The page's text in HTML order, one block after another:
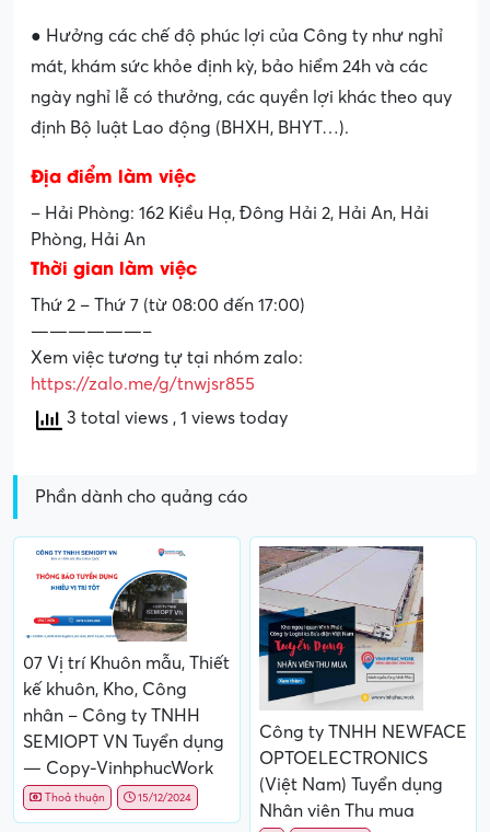
● Hưởng các chế độ phúc lợi của Công ty như nghỉ
mát, khám sức khỏe định kỳ, bảo hiểm 24h và các
ngày nghỉ lễ có thưởng, các quyền lợi khác theo quy
định Bộ luật Lao động (BHXH, BHYT…).
Địa điểm làm việc
– Hải Phòng: 162 Kiều Hạ, Đông Hải 2, Hải An, Hải
Phòng, Hải An
Thời gian làm việc
Thứ 2 – Thứ 7 (từ 08:00 đến 17:00)
——————–
Xem việc tương tự tại nhóm zalo:
https://zalo.me/g/tnwjsr855
3 total views , 1 views today
Phần dành cho quảng cáo
07 Vị trí Khuôn mẫu, Thiết
kế khuôn, Kho, Công
nhân – Công ty TNHH
SEMIOPT VN Tuyển dụng
— Copy-VinhphucWork
Thoả thuận 15/12/2024
Công ty TNHH NEWFACE
OPTOELECTRONICS
(Việt Nam) Tuyển dụng
Nhân viên Thu mua